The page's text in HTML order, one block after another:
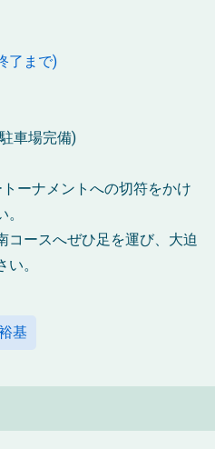
了まで)
車場完備)
ーナメントへの切符をかけ
コースへぜひ足を運び、大迫
。
基